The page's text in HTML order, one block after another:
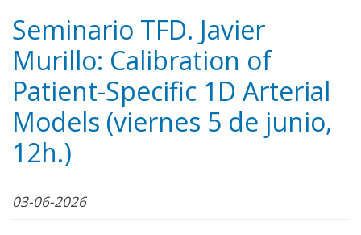
WhatsApp
Facebook
Bluesky
LinkedIn
Share
Seminario TFD. Javier
Murillo: Calibration of
Patient-Specific 1D Arterial
Models (viernes 5 de junio,
12h.)
03-06-2026